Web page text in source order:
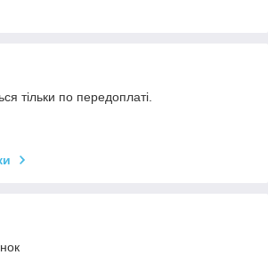
тільки по передоплаті.